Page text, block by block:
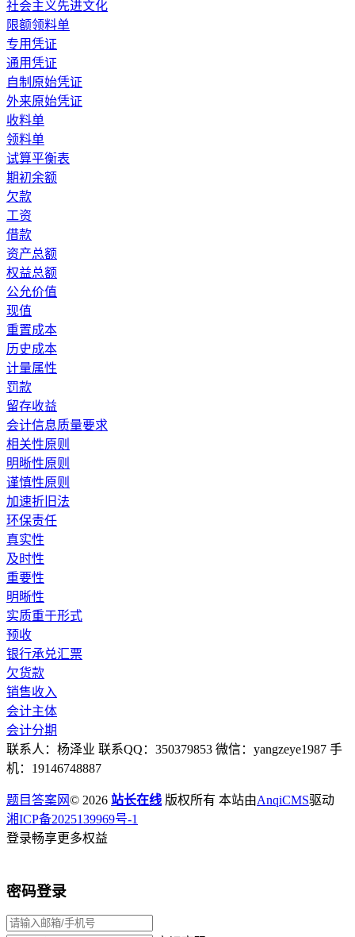
社会主义先进文化
限额领料单
专用凭证
通用凭证
自制原始凭证
外来原始凭证
收料单
领料单
试算平衡表
期初余额
欠款
工资
借款
资产总额
权益总额
公允价值
现值
重置成本
历史成本
计量属性
罚款
留存收益
会计信息质量要求
相关性原则
明晰性原则
谨慎性原则
加速折旧法
环保责任
真实性
及时性
重要性
明晰性
实质重于形式
预收
银行承兑汇票
欠货款
销售收入
会计主体
会计分期
联系人：杨泽业 联系QQ：350379853 微信：yangzeye1987 手
机：19146748887
题目答案网© 2026 站长在线 版权所有 本站由AnqiCMS驱动
湘ICP备2025139969号-1
登录畅享更多权益
密码登录